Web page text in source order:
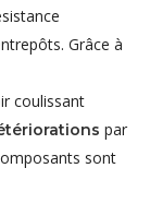
Grâce à
coulissant
par
sont